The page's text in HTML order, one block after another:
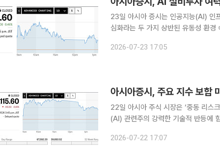
23일 아시아 증시는 인공지능(AI) 인
심화라는 두 가지 상반된 유동성 환경 속에서 변동
설비투자(CapEx) 계획은 아시아 반
2026-07-23 17:05
아시아증시, 주요 지수 보
22일 아시아 주식 시장은 ‘중동 리스
(AI) 관련주의 강력한 기술적 반등에 힘입어 전
었다. 전날 뉴욕 증시에서 필라델
2026-07-22 17:07